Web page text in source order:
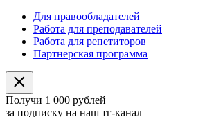
Для правообладателей
Работа для преподавателей
Работа для репетиторов
Партнерская программа
Получи 1 000 рублей
за подписку на наш тг-канал